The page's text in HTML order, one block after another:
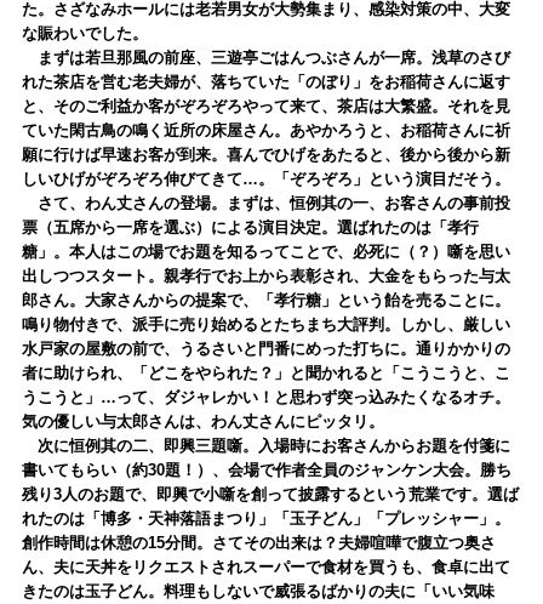
た。さざなみホールには老若男女が大勢集まり、感染対策の中、大変
な賑わいでした。
まずは若旦那風の前座、三遊亭ごはんつぶさんが一席。浅草のさび
れた茶店を営む老夫婦が、落ちていた「のぼり」をお稲荷さんに返す
と、そのご利益か客がぞろぞろやって来て、茶店は大繁盛。それを見
ていた閑古鳥の鳴く近所の床屋さん。あやかろうと、お稲荷さんに祈
願に行けば早速お客が到来。喜んでひげをあたると、後から後から新
しいひげがぞろぞろ伸びてきて…。「ぞろぞろ」という演目だそう。
さて、わん丈さんの登場。まずは、恒例其の一、お客さんの事前投
票（五席から一席を選ぶ）による演目決定。選ばれたのは「孝行
糖」。本人はこの場でお題を知るってことで、必死に（？）噺を思い
出しつつスタート。親孝行でお上から表彰され、大金をもらった与太
郎さん。大家さんからの提案で、「孝行糖」という飴を売ることに。
鳴り物付きで、派手に売り始めるとたちまち大評判。しかし、厳しい
水戸家の屋敷の前で、うるさいと門番にめった打ちに。通りかかりの
者に助けられ、「どこをやられた？」と聞かれると「こうこうと、こ
うこうと」…って、ダジャレかい！と思わず突っ込みたくなるオチ。
気の優しい与太郎さんは、わん丈さんにピッタリ。
次に恒例其の二、即興三題噺。入場時にお客さんからお題を付箋に
書いてもらい（約30題！）、会場で作者全員のジャンケン大会。勝ち
残り3人のお題で、即興で小噺を創って披露するという荒業です。選ば
れたのは「博多・天神落語まつり」「玉子どん」「プレッシャー」。
創作時間は休憩の15分間。さてその出来は？夫婦喧嘩で腹立つ奥さ
ん、夫に天丼をリクエストされスーパーで食材を買うも、食卓に出て
きたのは玉子どん。料理もしないで威張るばかりの夫に「いい気味